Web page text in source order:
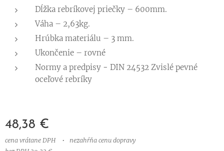
Dĺžka rebríkovej priečky – 600mm.
Váha – 2,63kg.
Hrúbka materiálu – 3 mm.
Ukončenie – rovné
Normy a predpisy - DIN 24532 Zvislé pevné
oceľové rebríky
48,38 €
cena vrátane DPH
nezahŕňa cenu dopravy